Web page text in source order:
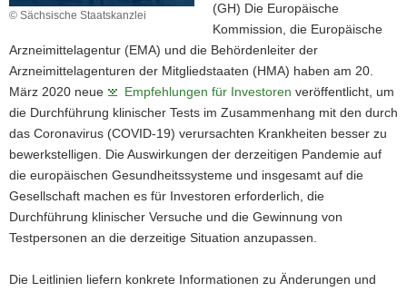
© Sächsische Staatskanzlei
(GH) Die Europäische
Kommission, die Europäische
Arzneimittelagentur (EMA) und die Behördenleiter der
Arzneimittelagenturen der Mitgliedstaaten (HMA) haben am 20.
März 2020 neue
Empfehlungen für Investoren veröffentlicht, um
die Durchführung klinischer Tests im Zusammenhang mit den durch
das Coronavirus (COVID-19) verursachten Krankheiten besser zu
bewerkstelligen. Die Auswirkungen der derzeitigen Pandemie auf
die europäischen Gesundheitssysteme und insgesamt auf die
Gesellschaft machen es für Investoren erforderlich, die
Durchführung klinischer Versuche und die Gewinnung von
Testpersonen an die derzeitige Situation anzupassen.
Die Leitlinien liefern konkrete Informationen zu Änderungen und